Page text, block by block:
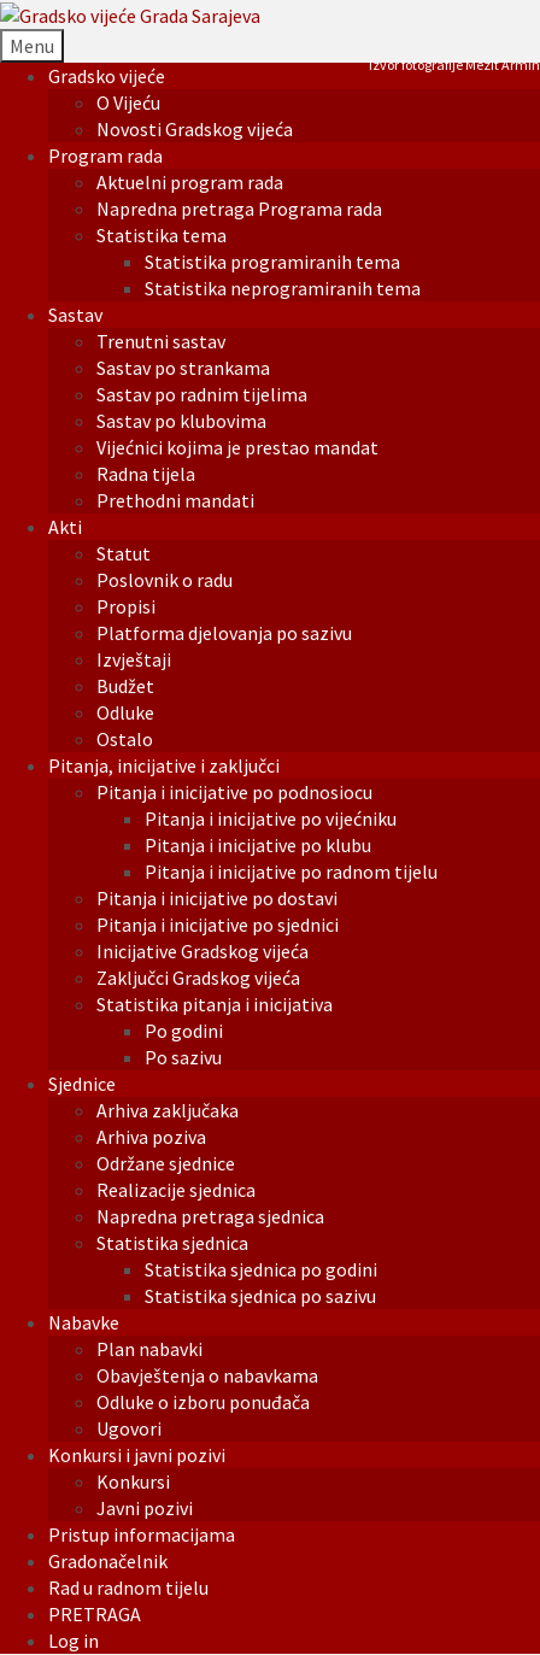
Menu
Gradsko vijeće
O Vijeću
Novosti Gradskog vijeća
Program rada
Aktuelni program rada
Napredna pretraga Programa rada
Statistika tema
Statistika programiranih tema
Statistika neprogramiranih tema
Sastav
Trenutni sastav
Sastav po strankama
Sastav po radnim tijelima
Sastav po klubovima
Vijećnici kojima je prestao mandat
Radna tijela
Prethodni mandati
Akti
Statut
Poslovnik o radu
Propisi
Platforma djelovanja po sazivu
Izvještaji
Budžet
Odluke
Ostalo
Pitanja, inicijative i zaključci
Pitanja i inicijative po podnosiocu
Pitanja i inicijative po vijećniku
Pitanja i inicijative po klubu
Pitanja i inicijative po radnom tijelu
Pitanja i inicijative po dostavi
Pitanja i inicijative po sjednici
Inicijative Gradskog vijeća
Zaključci Gradskog vijeća
Statistika pitanja i inicijativa
Po godini
Po sazivu
Sjednice
Arhiva zaključaka
Arhiva poziva
Održane sjednice
Realizacije sjednica
Napredna pretraga sjednica
Statistika sjednica
Statistika sjednica po godini
Statistika sjednica po sazivu
Nabavke
Plan nabavki
Obavještenja o nabavkama
Odluke o izboru ponuđača
Ugovori
Konkursi i javni pozivi
Konkursi
Javni pozivi
Pristup informacijama
Gradonačelnik
Rad u radnom tijelu
PRETRAGA
Log in
Izvor fotografije Mezit Armin